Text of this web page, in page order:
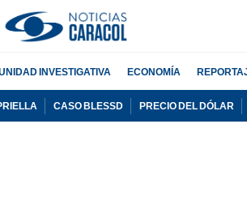
INVESTIGATIVA ECONOMÍA
CASO BLESSD PRECIO DEL DÓLAR